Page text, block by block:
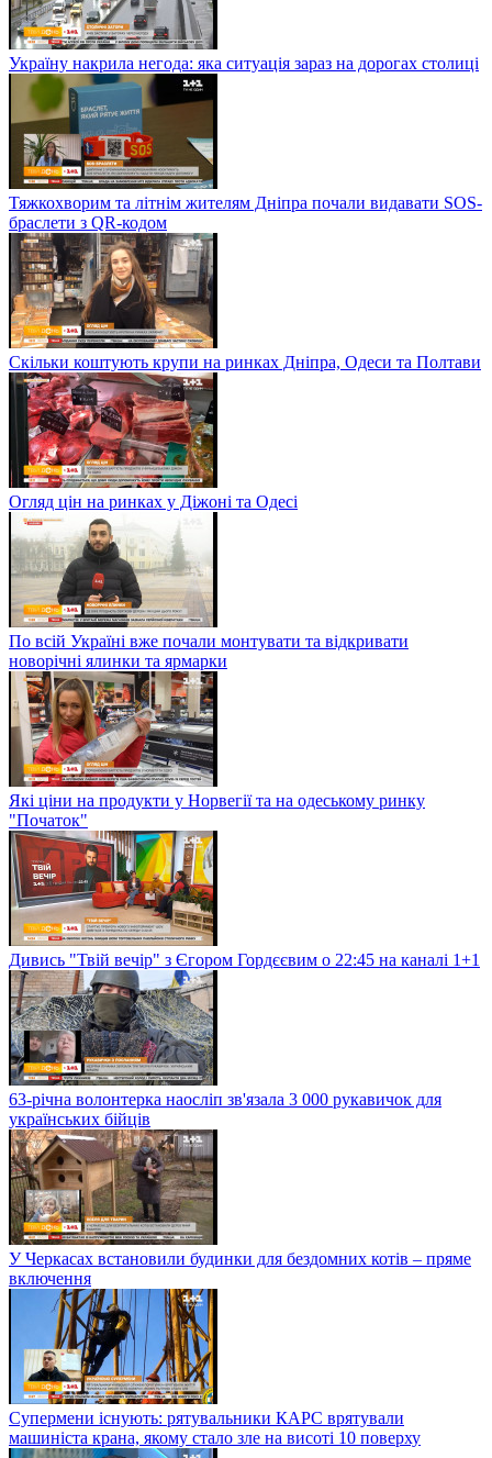
Україну накрила негода: яка ситуація зараз на дорогах столиці
Тяжкохворим та літнім жителям Дніпра почали видавати SOS-
браслети з QR-кодом
Скільки коштують крупи на ринках Дніпра, Одеси та Полтави
Огляд цін на ринках у Діжоні та Одесі
По всій Україні вже почали монтувати та відкривати
новорічні ялинки та ярмарки
Які ціни на продукти у Норвегії та на одеському ринку
"Початок"
Дивись "Твій вечір" з Єгором Гордєєвим о 22:45 на каналі 1+1
63-річна волонтерка наосліп зв'язала 3 000 рукавичок для
українських бійців
У Черкасах встановили будинки для бездомних котів – пряме
включення
Супермени існують: рятувальники КАРС врятували
машиніста крана, якому стало зле на висоті 10 поверху